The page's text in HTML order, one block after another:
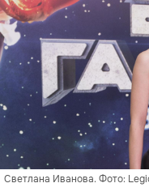
Светлана Иванова. Фото: